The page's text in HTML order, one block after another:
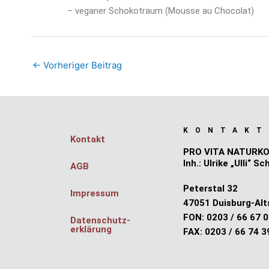
– veganer Schokotraum (Mousse au Chocolat)
← Vorheriger Beitrag
Kontakt
AGB
Impressum
Datenschutz­
erklärung
KONTAKT
PRO VITA
Inh.: Ulrike „Ulli“
Peterstal 32
47051 Duisburg-
FON: 0203 / 66 67
FAX: 0203 / 66 74